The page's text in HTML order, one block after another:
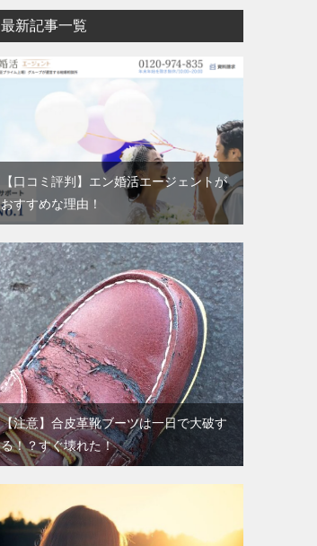
最新記事一覧
【口コミ評判】エン婚活エージェントが
おすすめな理由！
【注意】合皮革靴ブーツは一日で大破す
る！？すぐ壊れた！